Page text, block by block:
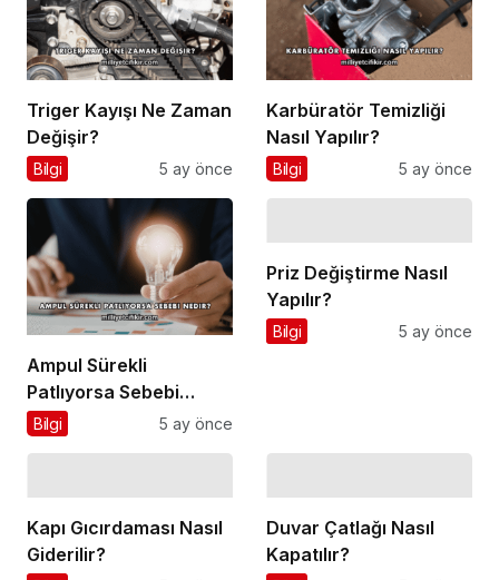
Triger Kayışı Ne Zaman
Değişir?
Bilgi 5 ay önce
Karbüratör Temizliği
Nasıl Yapılır?
Bilgi 5 ay önce
Ampul Sürekli
Patlıyorsa Sebebi
Nedir?
Bilgi 5 ay önce
Priz Değiştirme Nasıl
Yapılır?
Bilgi 5 ay önce
Kapı Gıcırdaması Nasıl
Giderilir?
Duvar Çatlağı Nasıl
Kapatılır?